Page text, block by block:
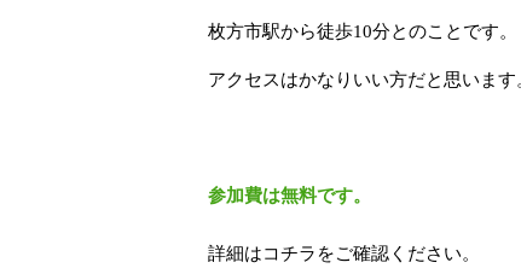
枚方市駅から徒歩10分とのことです。
アクセスはかなりいい方だと思います
参加費は無料です。
詳細はコチラをご確認ください。